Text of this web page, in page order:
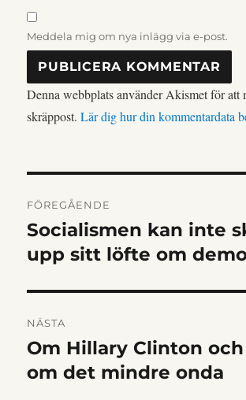
Meddela mig om nya inlägg via e-post.
Denna webbplats använder Akismet för att
skräppost.Lär dig hur din kommentardata
FÖREGÅENDE
Föregående
inlägg:
Socialismen kan inte
upp sitt löfte om
NÄSTA
Nästa
inlägg:
Om Hillary Clinton
om det mindre onda